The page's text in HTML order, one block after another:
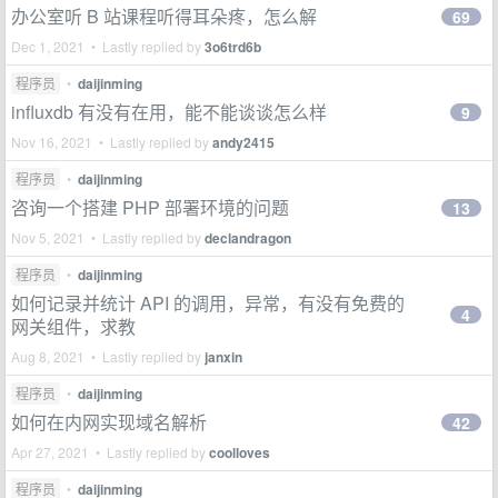
办公室听 B 站课程听得耳朵疼，怎么解
Dec 1, 2021 • Lastly replied by3o6trd6b
69
程序员 • daijinming
influxdb 有没有在用，能不能谈谈怎么样
Nov 16, 2021 • Lastly replied byandy2415
9
程序员 • daijinming
咨询一个搭建 PHP 部署环境的问题
Nov 5, 2021 • Lastly replied bydeclandragon
13
程序员 • daijinming
如何记录并统计 API 的调用，异常，有没有免费的
网关组件，求教
Aug 8, 2021 • Lastly replied by janxin
4
程序员 • daijinming
如何在内网实现域名解析
Apr 27, 2021 • Lastly replied bycoolloves
42
程序员 • daijinming